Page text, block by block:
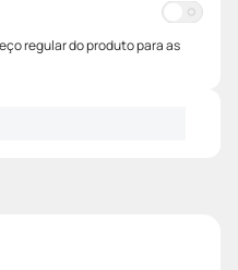
regular do produto para as